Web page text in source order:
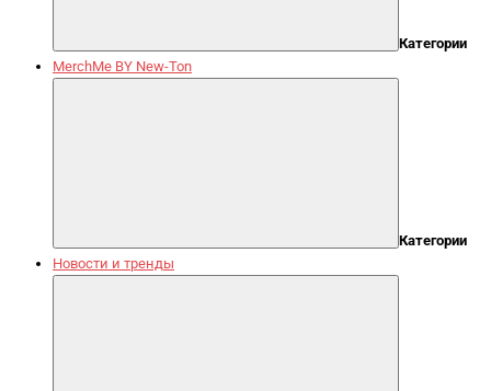
Категории
MerchMe BY New-Ton
Категории
Новости и тренды